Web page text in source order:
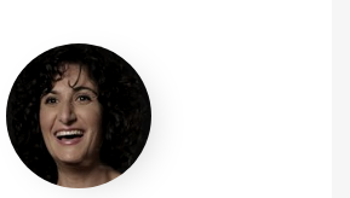
Stalo
Lesta